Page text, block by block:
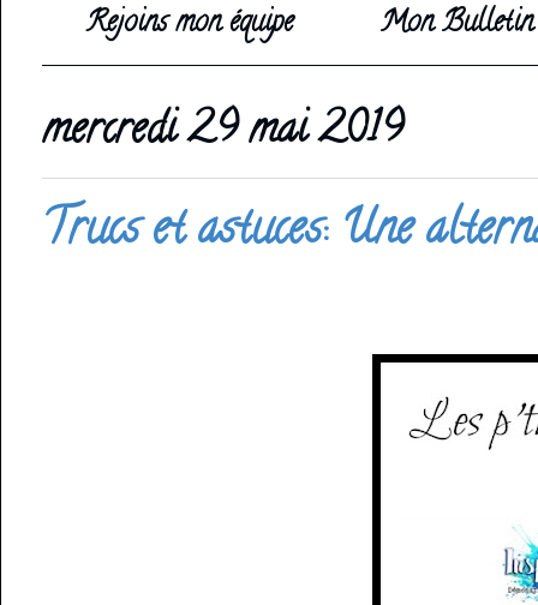
Rejoins mon équipe
Mon
mercredi 29 mai 2019
Trucs et astuces: Une